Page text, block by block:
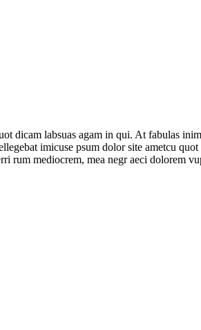
dicam labsuas agam in qui. At fabulas
imicuse psum dolor site ametcu
rum mediocrem, mea negr aeci dolorem